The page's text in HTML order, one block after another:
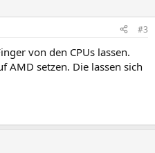
#3
von den CPUs lassen.
AMD setzen. Die lassen sich